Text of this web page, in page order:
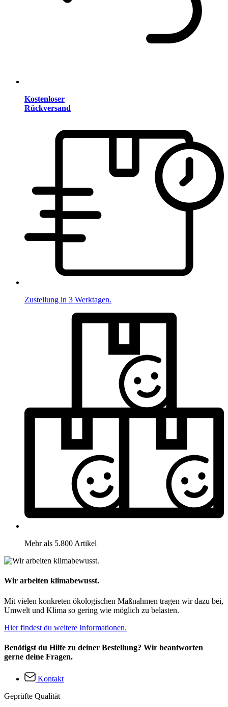
Kostenloser
Rückversand
Zustellung in 3 Werktagen.
Mehr als 5.800 Artikel
Wir arbeiten klimabewusst.
Mit vielen konkreten ökologischen Maßnahmen tragen wir dazu bei,
Umwelt und Klima so gering wie möglich zu belasten.
Hier findest du weitere Informationen.
Benötigst du Hilfe zu deiner Bestellung? Wir beantworten
gerne deine Fragen.
Kontakt
Geprüfte Qualität